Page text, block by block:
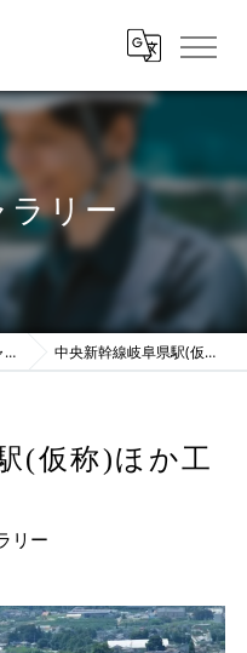
ラリー
中央新幹線岐阜県駅(仮称)ほか工事
リー
(仮称)ほか工